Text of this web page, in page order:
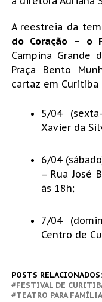
A reestreia da
do Coração – o
Campina Grande
Praça Bento
cartaz em Curitiba
5/04
Xavier da
6/04
– Rua José
às 18h;
7/04
Centro de
POSTS RELACIONADOS:
FESTIVAL DE
TEATRO PARA FAMÍLIA